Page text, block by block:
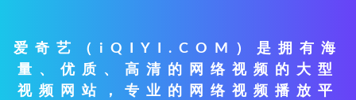
爱奇艺（iQIYI.COM）是拥有海
量、优质、高清的网络视频的大型
视频网站，专业的网络视频播放平